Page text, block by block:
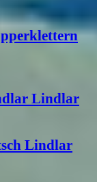
Lindlar
Lindlar